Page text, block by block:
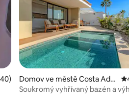
hodnocení 4,96 z 5, 140 hodnocení
Domov ve městě Costa Adej
e
Soukromý vyhřívaný bazén a